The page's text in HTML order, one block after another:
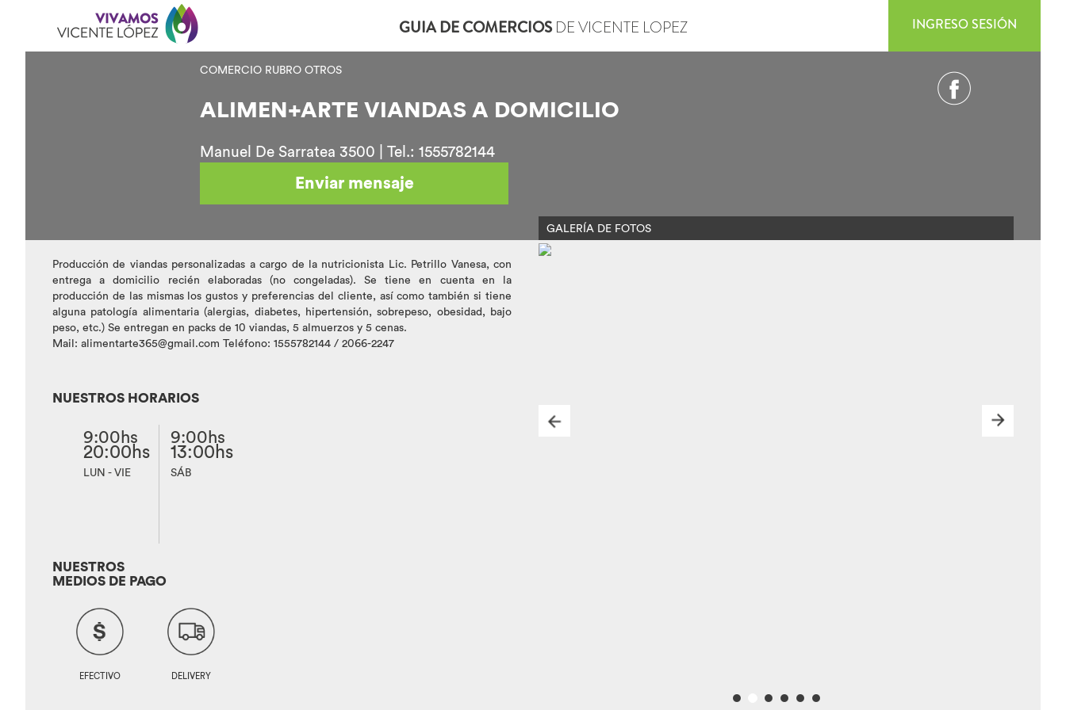
GUIA DE COMERCIOSDE VICENTE LOPEZ INGRESO SESIÓN
COMERCIO RUBRO OTROS
ALIMEN+ARTE VIANDAS A DOMICILIO
Manuel De Sarratea 3500 | Tel.: 1555782144
Enviar mensaje
Producción de viandas personalizadas a cargo de la nutricionista Lic. Petrillo Vanesa, con
entrega a domicilio recién elaboradas (no congeladas). Se tiene en cuenta en la
producción de las mismas los gustos y preferencias del cliente, así como también si tiene
alguna patología alimentaria (alergias, diabetes, hipertensión, sobrepeso, obesidad, bajo
peso, etc.) Se entregan en packs de 10 viandas, 5 almuerzos y 5 cenas.
Mail: alimentarte365@gmail.com Teléfono: 1555782144 / 2066-2247
NUESTROS HORARIOS
9:00hs
20:00hs
LUN - VIE
9:00hs
13:00hs
SÁB
NUESTROS
MEDIOS DE PAGO
EFECTIVO DELIVERY
GALERÍA DE FOTOS